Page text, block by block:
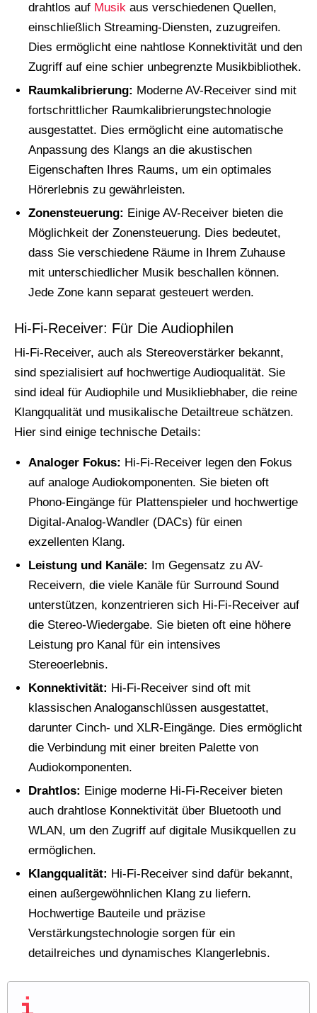
drahtlos auf Musik aus verschiedenen Quellen,
einschließlich Streaming-Diensten, zuzugreifen.
Dies ermöglicht eine nahtlose Konnektivität und den
Zugriff auf eine schier unbegrenzte Musikbibliothek.
Raumkalibrierung: Moderne AV-Receiver sind mit
fortschrittlicher Raumkalibrierungstechnologie
ausgestattet. Dies ermöglicht eine automatische
Anpassung des Klangs an die akustischen
Eigenschaften Ihres Raums, um ein optimales
Hörerlebnis zu gewährleisten.
Zonensteuerung: Einige AV-Receiver bieten die
Möglichkeit der Zonensteuerung. Dies bedeutet,
dass Sie verschiedene Räume in Ihrem Zuhause
mit unterschiedlicher Musik beschallen können.
Jede Zone kann separat gesteuert werden.
Hi-Fi-Receiver: Für Die Audiophilen
Hi-Fi-Receiver, auch als Stereoverstärker bekannt,
sind spezialisiert auf hochwertige Audioqualität. Sie
sind ideal für Audiophile und Musikliebhaber, die reine
Klangqualität und musikalische Detailtreue schätzen.
Hier sind einige technische Details:
Analoger Fokus: Hi-Fi-Receiver legen den Fokus
auf analoge Audiokomponenten. Sie bieten oft
Phono-Eingänge für Plattenspieler und hochwertige
Digital-Analog-Wandler (DACs) für einen
exzellenten Klang.
Leistung und Kanäle:
Im Gegensatz zu AV-
Receivern, die viele Kanäle für Surround Sound
unterstützen, konzentrieren sich Hi-Fi-Receiver auf
die Stereo-Wiedergabe. Sie bieten oft eine höhere
Leistung pro Kanal für ein intensives
Stereoerlebnis.
Konnektivität: Hi-Fi-Receiver sind oft mit
klassischen Analoganschlüssen ausgestattet,
darunter Cinch- und XLR-Eingänge. Dies ermöglicht
die Verbindung mit einer breiten Palette von
Audiokomponenten.
Drahtlos: Einige moderne Hi-Fi-Receiver bieten
auch drahtlose Konnektivität über Bluetooth und
WLAN, um den Zugriff auf digitale Musikquellen zu
ermöglichen.
Klangqualität: Hi-Fi-Receiver sind dafür bekannt,
einen außergewöhnlichen Klang zu liefern.
Hochwertige Bauteile und präzise
Verstärkungstechnologie sorgen für ein
detailreiches und dynamisches Klangerlebnis.